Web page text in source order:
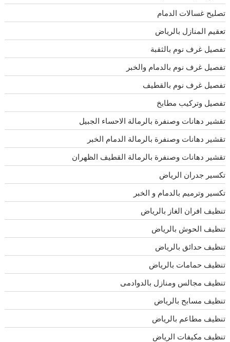
تصليح غسالات الدمام
تعقيم المنازل بالرياض
تفصيل غرف نوم بالثقبة
تفصيل غرف نوم بالدمام والخبر
تفصيل غرف نوم بالقطيف
تفصيل وتركيب مطابخ
تقشير دهانات وصنفرة بالرمالة الاحساء الجبيل
تقشير دهانات وصنفرة بالرمالة الدمام الخبر
تقشير دهانات وصنفرة بالرمالة القطيف الظهران
تكسير جدران الرياض
تكسير وترميم بالدمام و الخبر
تنظيف افران الغاز بالرياض
تنظيف الحوش بالرياض
تنظيف حدائق بالرياض
تنظيف حمامات بالرياض
تنظيف مجالس ومنازل بالدوادمى
تنظيف مسابح بالرياض
تنظيف مطاعم بالرياض
تنظيف مكيفات الرياض